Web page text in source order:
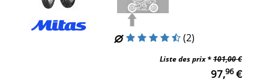
(2)
Liste des prix *101,00 €
97,96€